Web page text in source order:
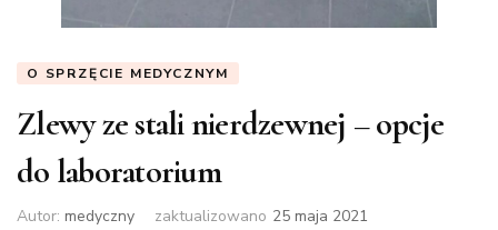
O SPRZĘCIE MEDYCZNYM
Zlewy ze stali nierdzewnej – opcje
do laboratorium
Autor: medyczny zaktualizowano 25 maja 2021